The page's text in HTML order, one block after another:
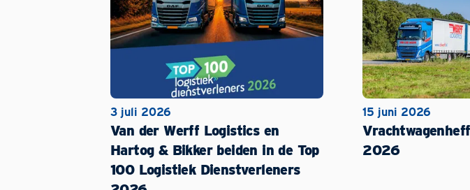
3 juli 2026
Van der Werff Logistics en
Hartog & Bikker beiden in de Top
100 Logistiek Dienstverleners
15 juni 2026
2026